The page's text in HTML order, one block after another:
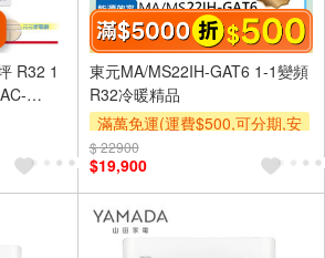
R32 1
東元MA/MS22IH-GAT6 1-1變頻
R32冷暖精品
滿萬免運(運費$500,可分期,安
裝跨區費另計,單品未滿1萬元
及使用6期以上分期0利率,需付
基本安裝運費)
滿額折$500
$ 22900
$19,900